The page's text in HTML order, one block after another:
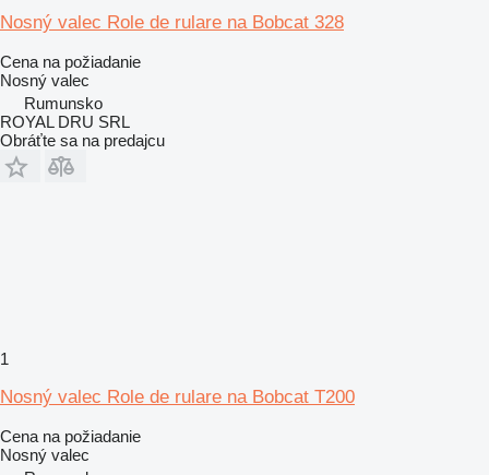
Nosný valec Role de rulare na Bobcat 328
Cena na požiadanie
Nosný valec
Rumunsko
ROYAL DRU SRL
Obráťte sa na predajcu
1
Nosný valec Role de rulare na Bobcat T200
Cena na požiadanie
Nosný valec